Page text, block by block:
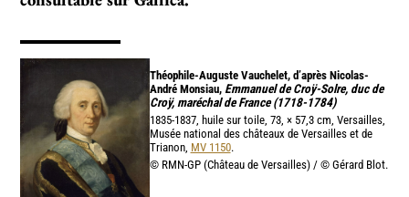
Théophile-Auguste Vauchelet, d’après Nicolas-
André Monsiau, Emmanuel de Croÿ-Solre, duc de
Croÿ, maréchal de France (1718-1784)
1835-1837, huile sur toile, 73, × 57,3 cm, Versailles,
Musée national des châteaux de Versailles et de
Trianon, MV 1150.
© RMN-GP (Château de Versailles) / © Gérard Blot.